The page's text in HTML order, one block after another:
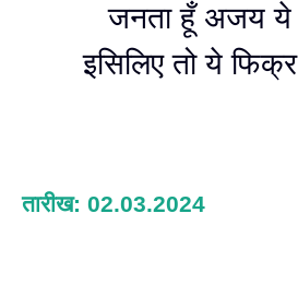
जनता हूँ अजय ये
इसिलिए तो ये
तारीख: 02.03.2024